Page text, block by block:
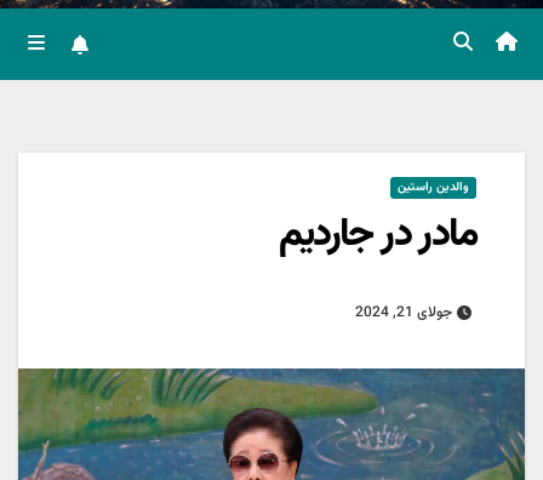
والدین راستین
مادر در جاردیم
جولای 21, 2024